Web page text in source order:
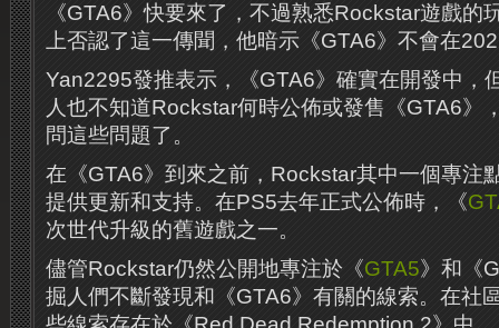
《GTA6》快要來了，不過熟悉Rockstar遊戲的
上否認了這一傳聞，他暗示《GTA6》不會在
Yan2295發推表示，《GTA6》確實在開發中，
人也不知道Rockstar何時公佈或發售《GTA6》
問這些問題了。
在《GTA6》到來之前，Rockstar其中一個專注
提供更新和支持。在PS5去年正式公佈時，《
次世代升級的舊遊戲之一。
儘管Rockstar仍然公開地專注於《GTA5》和《
掘人們不斷發現和《GTA6》有關的線索。在社